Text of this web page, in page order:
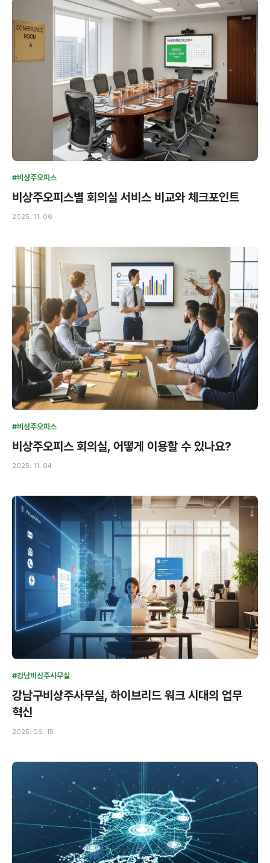
#비상주오피스
비상주오피스별 회의실 서비스 비교와 체크포인트
2025. 11. 06
#비상주오피스
비상주오피스 회의실, 어떻게 이용할 수 있나요?
2025. 11. 04
#강남비상주사무실
강남구비상주사무실, 하이브리드 워크 시대의 업무
혁신
2025. 09. 15